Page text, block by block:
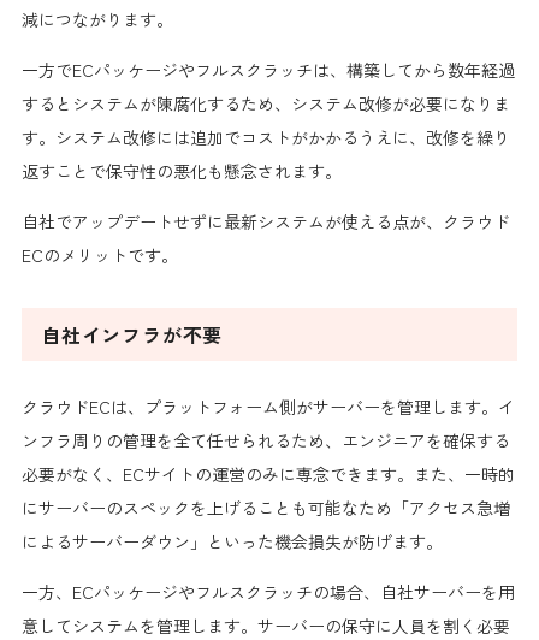
減につながります。
一方でECパッケージやフルスクラッチは、構築してから数年経過
するとシステムが陳腐化するため、システム改修が必要になりま
す。システム改修には追加でコストがかかるうえに、改修を繰り
返すことで保守性の悪化も懸念されます。
自社でアップデートせずに最新システムが使える点が、クラウド
ECのメリットです。
自社インフラが不要
クラウドECは、プラットフォーム側がサーバーを管理します。イ
ンフラ周りの管理を全て任せられるため、エンジニアを確保する
必要がなく、ECサイトの運営のみに専念できます。また、一時的
にサーバーのスペックを上げることも可能なため「アクセス急増
によるサーバーダウン」といった機会損失が防げます。
一方、ECパッケージやフルスクラッチの場合、自社サーバーを用
意してシステムを管理します。サーバーの保守に人員を割く必要